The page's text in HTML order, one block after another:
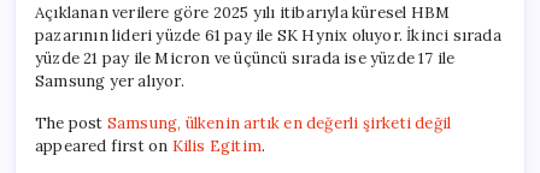
Açıklanan verilere göre 2025 yılı itibarıyla küresel HBM
pazarının lideri yüzde 61 pay ile SK Hynix oluyor. İkinci sırada
yüzde 21 pay ile Micron ve üçüncü sırada ise yüzde 17 ile
Samsung yer alıyor.
The post Samsung, ülkenin artık en değerli şirketi değil
appeared first on Kilis Egitim.